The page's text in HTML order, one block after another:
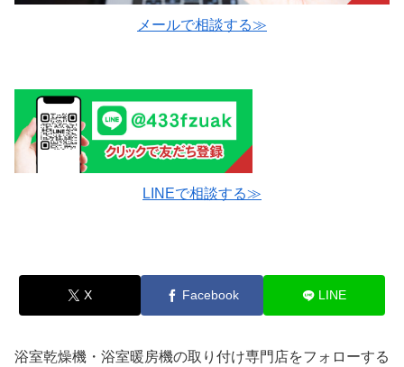
メールで相談する≫
LINEで相談する≫
X Facebook LINE
浴室乾燥機・浴室暖房機の取り付け専門店をフォローする